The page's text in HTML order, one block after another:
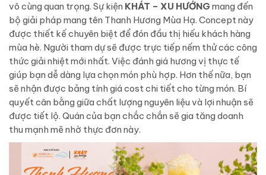
vô cùng quan trọng. Sự kiện KHÁT – XU HƯỚNG mang đến
bộ giải pháp mang tên Thanh Hương Mùa Hạ. Concept này
được thiết kế chuyên biệt để đón đầu thị hiếu khách hàng
mùa hè. Người tham dự sẽ được trực tiếp nếm thử các công
thức giải nhiệt mới nhất. Việc đánh giá hương vị thực tế
giúp bạn dễ dàng lựa chọn món phù hợp. Hơn thế nữa, bạn
sẽ nhận được bảng tính giá cost chi tiết cho từng món. Bí
quyết cân bằng giữa chất lượng nguyên liệu và lợi nhuận sẽ
được tiết lộ. Quán của bạn chắc chắn sẽ gia tăng doanh
thu mạnh mẽ nhờ thực đơn này.